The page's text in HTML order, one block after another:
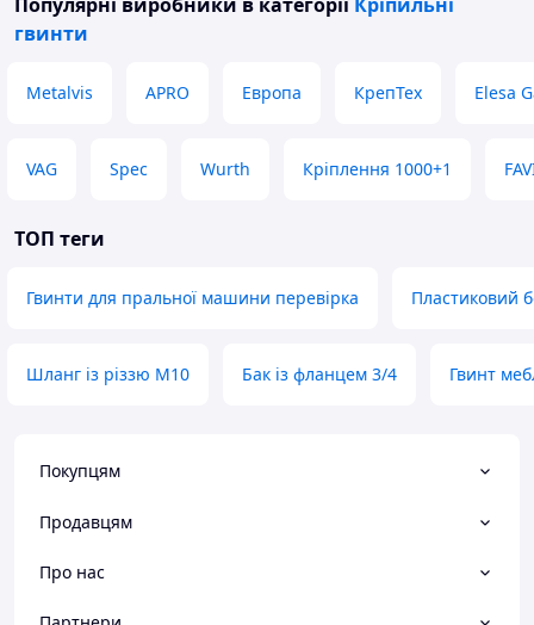
гвинти
Metalvis APRO Европа КрепТех Elesa
VAG Spec Wurth Кріплення 1000+1
ТОП теги
Гвинти для пральної машини перевірка Пластиковий
Шланг із різзю M10 Бак із фланцем 3/4 Гвинт
Покупцям
Продавцям
Про нас